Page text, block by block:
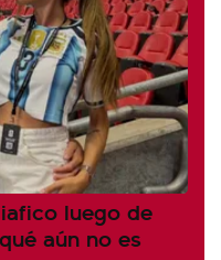
luego de
aún no es